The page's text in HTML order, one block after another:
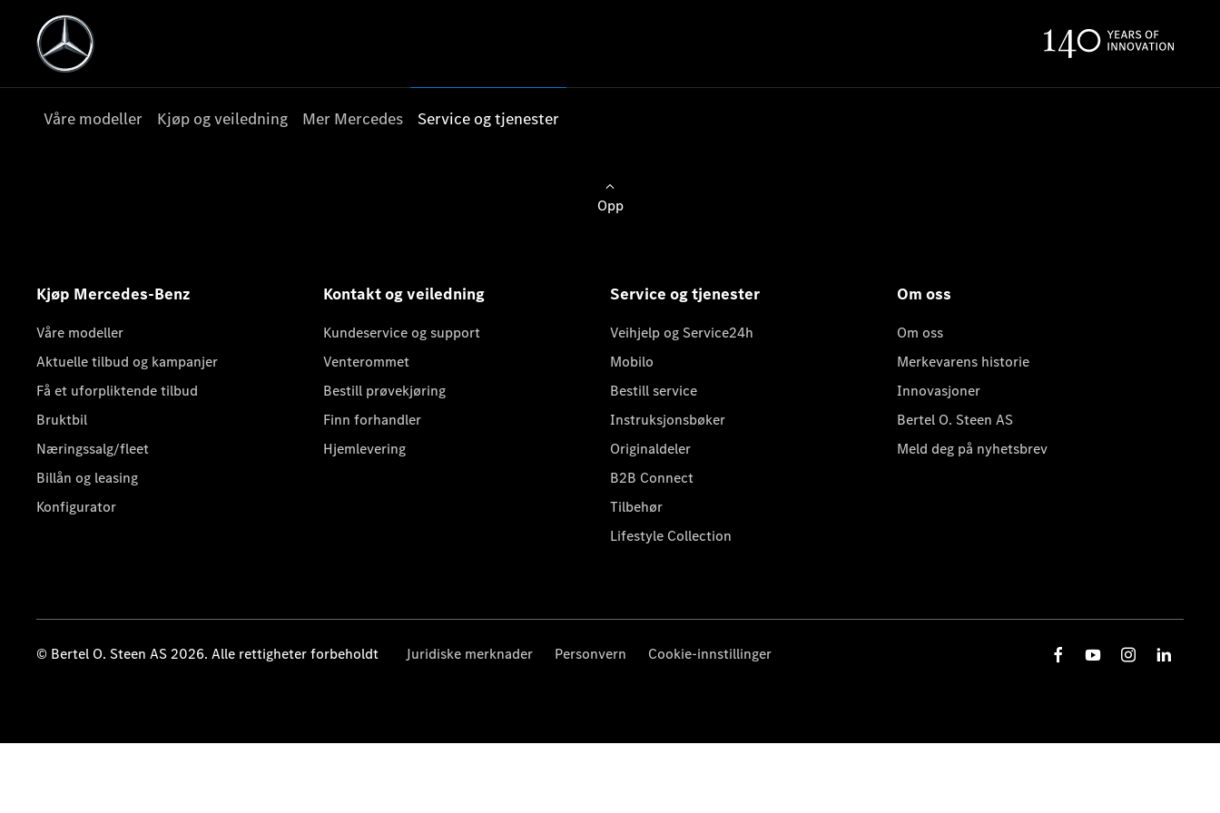
Våre modeller Kjøp og veiledning Mer Mercedes Service og tjenester
Opp
Kjøp Mercedes-Benz
Våre modeller
Aktuelle tilbud og kampanjer
Få et uforpliktende tilbud
Bruktbil
Næringssalg/fleet
Billån og leasing
Konfigurator
Kontakt og veiledning
Kundeservice og support
Venterommet
Bestill prøvekjøring
Finn forhandler
Hjemlevering
Service og tjenester
Veihjelp og Service24h
Mobilo
Bestill service
Instruksjonsbøker
Originaldeler
B2B Connect
Tilbehør
Lifestyle Collection
Om oss
Om oss
Merkevarens historie
Innovasjoner
Bertel O. Steen AS
Meld deg på nyhetsbrev
© Bertel O. Steen AS 2026. Alle rettigheter forbeholdt Juridiske merknader Personvern Cookie-innstillinger